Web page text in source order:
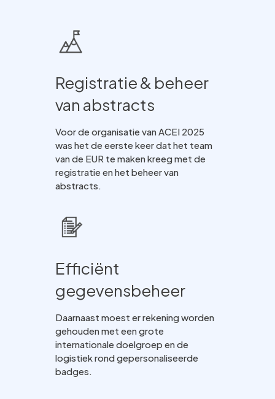
Registratie & beheer
van abstracts
Voor de organisatie van ACEI 2025
was het de eerste keer dat het team
van de EUR te maken kreeg met de
registratie en het beheer van
abstracts.
Efficiënt
gegevensbeheer
Daarnaast moest er rekening worden
gehouden met een grote
internationale doelgroep en de
logistiek rond gepersonaliseerde
badges.